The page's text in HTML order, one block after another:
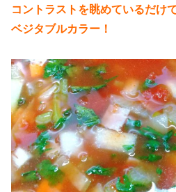
コントラストを眺めているだけ
ベジタブルカラー！